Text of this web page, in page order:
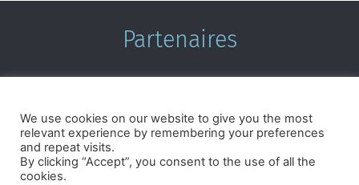
Partenaires
We use cookies on our website to give you the most
relevant experience by remembering your preferences
and repeat visits.
By clicking “Accept”, you consent to the use of all the
cookies.